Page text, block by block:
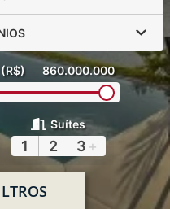
860.000.000
Suítes
1 2 3 +